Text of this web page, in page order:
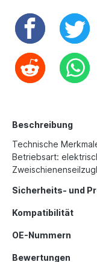
Beschreibung
Technische
Betriebsart:
Sicherheits- und
Kompatibilität
OE-Nummern
Bewertungen